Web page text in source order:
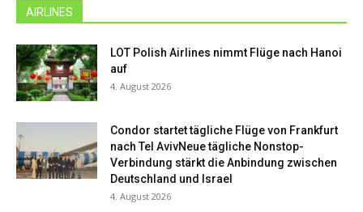
AIRLINES
LOT Polish Airlines nimmt Flüge nach Hanoi
auf
4. August 2026
Condor startet tägliche Flüge von Frankfurt
nach Tel AvivNeue tägliche Nonstop-
Verbindung stärkt die Anbindung zwischen
Deutschland und Israel
4. August 2026